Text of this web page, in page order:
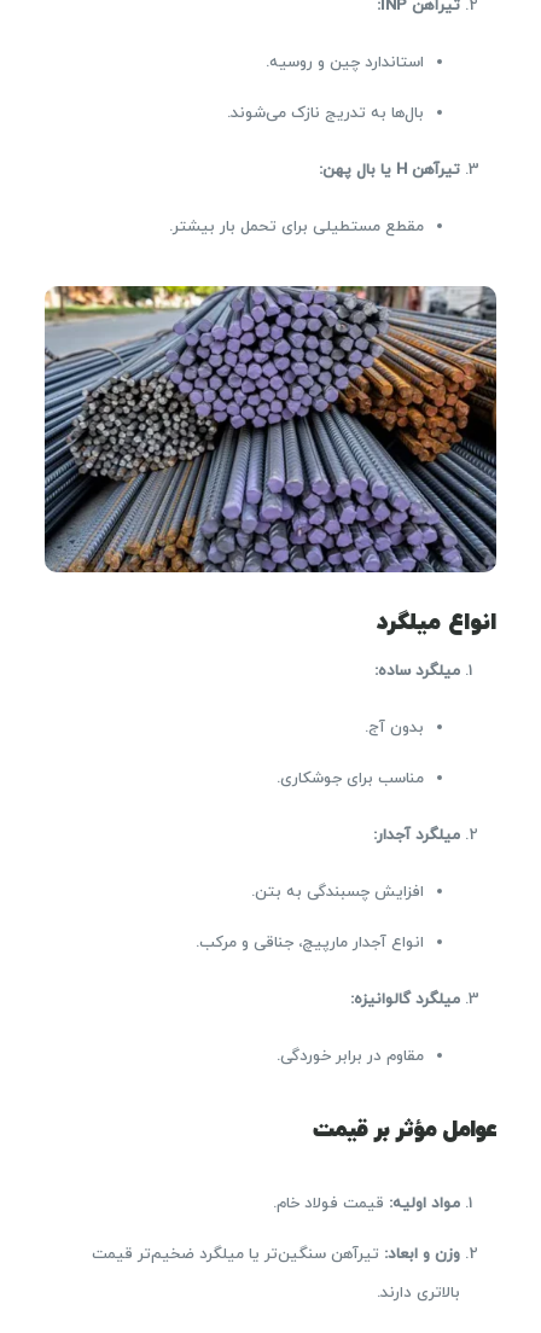
تیرآهن INP:
استاندارد چین و روسیه.
بال‌ها به تدریج نازک می‌شوند.
تیرآهن H یا بال پهن:
مقطع مستطیلی برای تحمل بار بیشتر.
انواع میلگرد
میلگرد ساده:
بدون آج.
مناسب برای جوشکاری.
میلگرد آجدار:
افزایش چسبندگی به بتن.
انواع آجدار مارپیچ، جناقی و مرکب.
میلگرد گالوانیزه:
مقاوم در برابر خوردگی.
عوامل مؤثر بر قیمت
مواد اولیه: قیمت فولاد خام.
وزن و ابعاد: تیرآهن سنگین‌تر یا میلگرد ضخیم‌تر قیمت
بالاتری دارند.